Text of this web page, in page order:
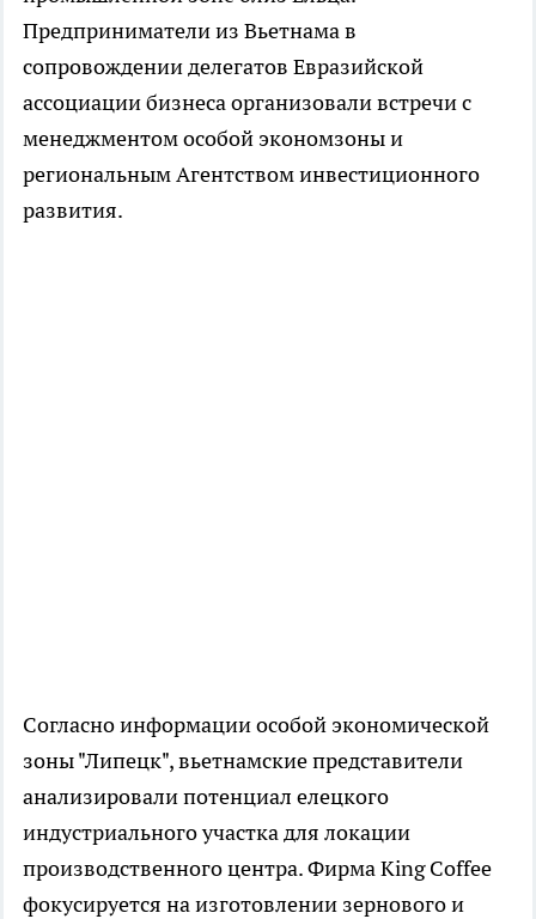
Предприниматели из Вьетнама в
сопровождении делегатов Евразийской
ассоциации бизнеса организовали встречи с
менеджментом особой экономзоны и
региональным Агентством инвестиционного
развития.
Согласно информации особой экономической
зоны "Липецк", вьетнамские представители
анализировали потенциал елецкого
индустриального участка для локации
производственного центра. Фирма King Coffee
фокусируется на изготовлении зернового и